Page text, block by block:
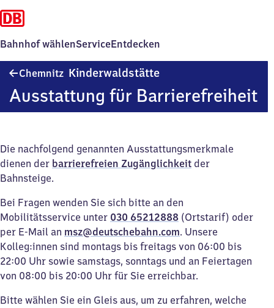
Bahnhof wählenServiceEntdecken
Chemnitz Kinderwaldstätte
Ausstattung für Barrierefreiheit
Die nachfolgend genannten Ausstattungsmerkmale
dienen der barrierefreien Zugänglichkeit der
Bahnsteige.
Bei Fragen wenden Sie sich bitte an den
Mobilitätsservice unter 030 65212888 (Ortstarif) oder
per E-Mail an msz@deutschebahn.com. Unsere
Kolleg:innen sind montags bis freitags von 06:00 bis
22:00 Uhr sowie samstags, sonntags und an Feiertagen
von 08:00 bis 20:00 Uhr für Sie erreichbar.
Bitte wählen Sie ein Gleis aus, um zu erfahren, welche